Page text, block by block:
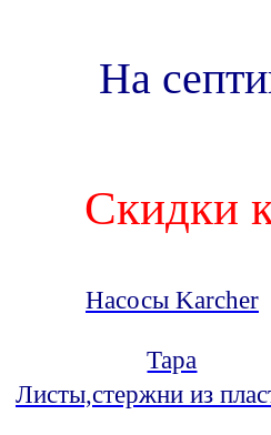
На
Скидки
Насосы Karcher
Тара
Листы,стержни из